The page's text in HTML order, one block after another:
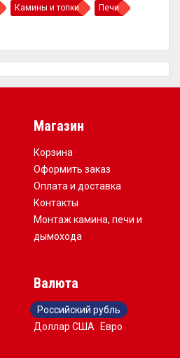
Камины и топки
Печи
Магазин
Корзина
Оформить заказ
Оплата и доставка
Контакты
Монтаж камина, печи и
дымохода
Валюта
Российский рубль
Доллар США
Евро